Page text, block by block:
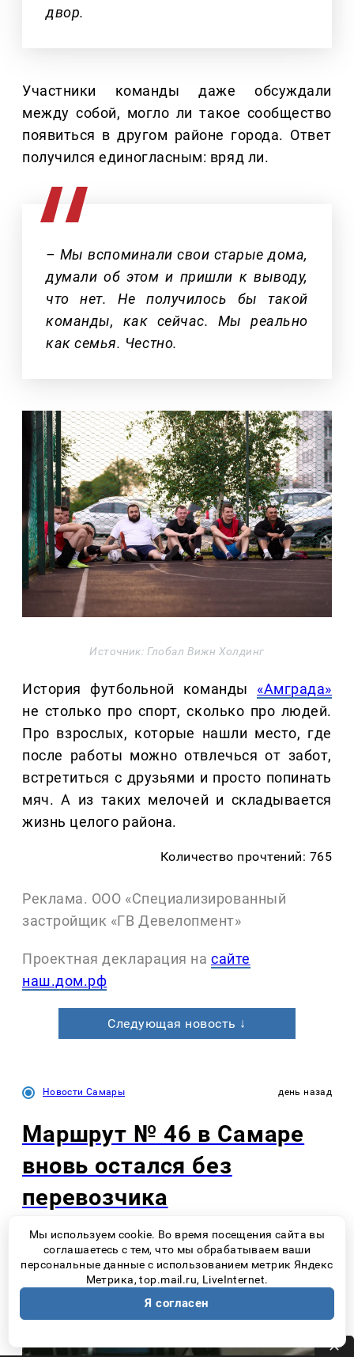
двор.
Участники команды даже обсуждали
между собой, могло ли такое сообщество
появиться в другом районе города. Ответ
получился единогласным: вряд ли.
– Мы вспоминали свои старые дома,
думали об этом и пришли к выводу,
что нет. Не получилось бы такой
команды, как сейчас. Мы реально
как семья. Честно.
Источник: Глобал Вижн Холдинг
История футбольной команды «Амграда»
не столько про спорт, сколько про людей.
Про взрослых, которые нашли место, где
после работы можно отвлечься от забот,
встретиться с друзьями и просто попинать
мяч. А из таких мелочей и складывается
жизнь целого района.
Количество прочтений: 765
Реклама. ООО «Специализированный
застройщик «ГВ Девелопмент»
Проектная декларация на сайте
наш.дом.рф
Следующая новость ↓
Новости Самары день назад
Маршрут № 46 в Самаре
вновь остался без
перевозчика
Мы используем cookie. Во время посещения сайта вы
соглашаетесь с тем, что мы обрабатываем ваши
персональные данные с использованием метрик Яндекс
Метрика, top.mail.ru, LiveInternet.
Я согласен